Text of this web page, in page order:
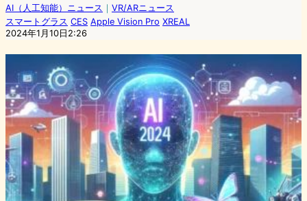
AI（人工知能）ニュース ｜ VR/ARニュース
スマートグラス CES Apple Vision Pro XREAL
2024年1月10日2:26